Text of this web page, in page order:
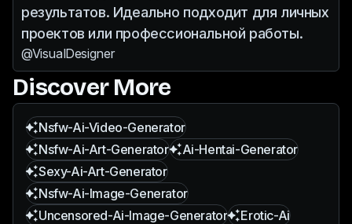
результатов. Идеально подходит для личных
проектов или профессиональной работы.
@VisualDesigner
Discover More
Nsfw-Ai-Video-Generator
Nsfw-Ai-Art-Generator
Ai-Hentai-Generator
Sexy-Ai-Art-Generator
Nsfw-Ai-Image-Generator
Uncensored-Ai-Image-Generator
Erotic-Ai